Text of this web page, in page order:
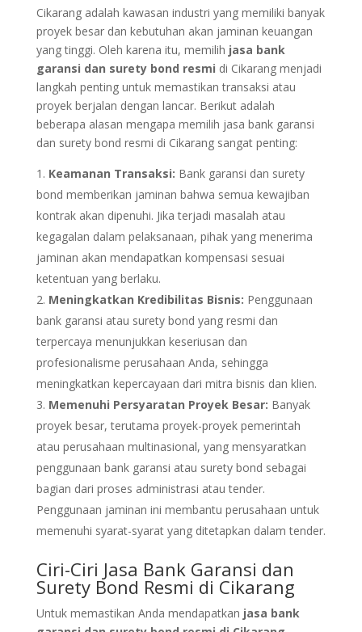
Cikarang adalah kawasan industri yang memiliki banyak
proyek besar dan kebutuhan akan jaminan keuangan
yang tinggi. Oleh karena itu, memilih jasa bank
garansi dan surety bond resmi di Cikarang menjadi
langkah penting untuk memastikan transaksi atau
proyek berjalan dengan lancar. Berikut adalah
beberapa alasan mengapa memilih jasa bank garansi
dan surety bond resmi di Cikarang sangat penting:
Keamanan Transaksi: Bank garansi dan surety
bond memberikan jaminan bahwa semua kewajiban
kontrak akan dipenuhi. Jika terjadi masalah atau
kegagalan dalam pelaksanaan, pihak yang menerima
jaminan akan mendapatkan kompensasi sesuai
ketentuan yang berlaku.
Meningkatkan Kredibilitas Bisnis: Penggunaan
bank garansi atau surety bond yang resmi dan
terpercaya menunjukkan keseriusan dan
profesionalisme perusahaan Anda, sehingga
meningkatkan kepercayaan dari mitra bisnis dan klien.
Memenuhi Persyaratan Proyek Besar: Banyak
proyek besar, terutama proyek-proyek pemerintah
atau perusahaan multinasional, yang mensyaratkan
penggunaan bank garansi atau surety bond sebagai
bagian dari proses administrasi atau tender.
Penggunaan jaminan ini membantu perusahaan untuk
memenuhi syarat-syarat yang ditetapkan dalam tender.
Ciri-Ciri Jasa Bank Garansi dan
Surety Bond Resmi di Cikarang
Untuk memastikan Anda mendapatkan jasa bank